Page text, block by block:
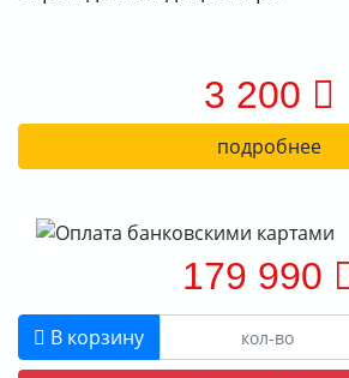
3 200
подробнее
179 990
В корзину